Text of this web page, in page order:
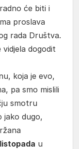
će biti i
proslava
rada Društva.
dogodit
koja je evo,
pa smo mislili
smotru
jako dugo,
u